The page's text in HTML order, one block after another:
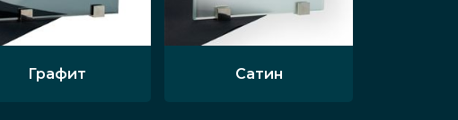
другой отделкой.
Графит Сатин